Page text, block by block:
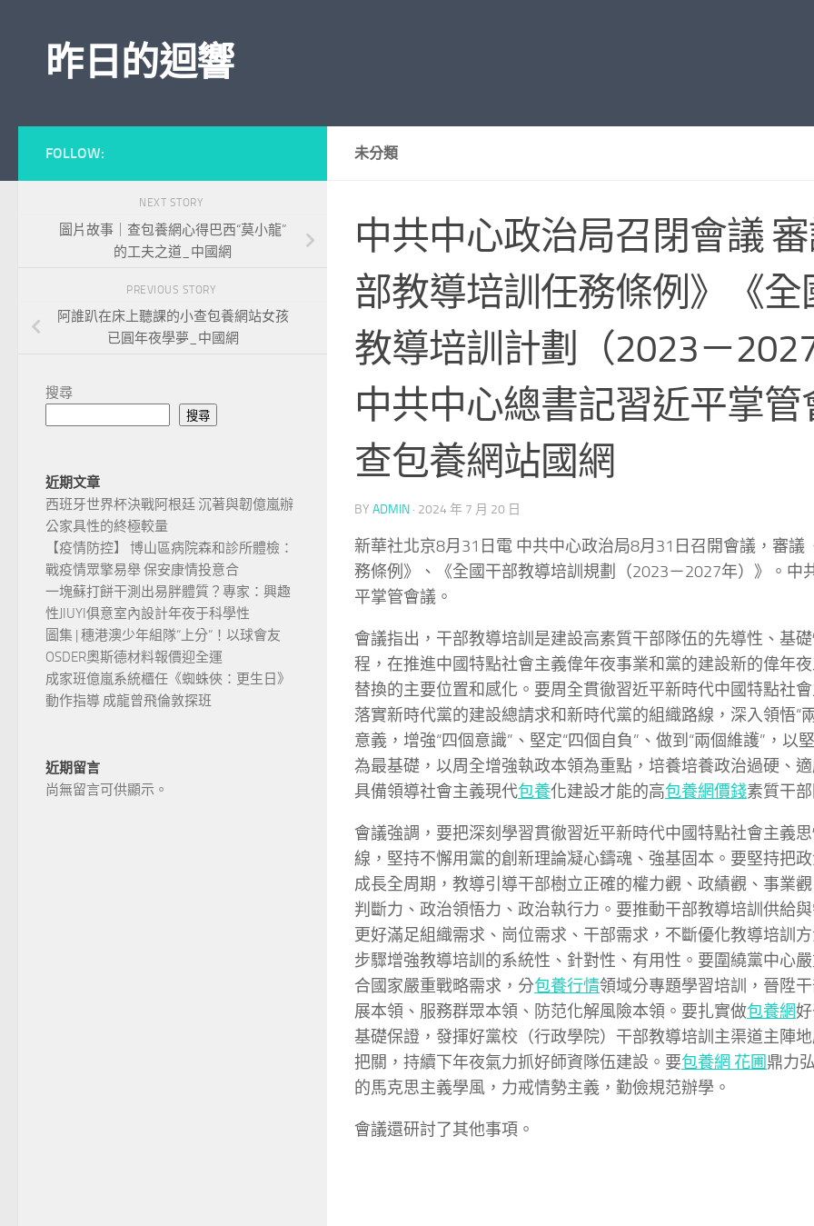
昨日的迴響
未分類
中共中心政治局召閉會議
部教導培訓任務條例》《全
教導培訓計劃（2023－
中共中心總書記習近平掌管
查包養網站國網
BY ADMIN · 2024 年 7 月 20 日
新華社北京8月31日電 中共中心政治局8月31日召開會議，審議
務條例》、《全國干部教導培訓規劃（2023－2027年）》。中
平掌管會議。
會議指出，干部教導培訓是建設高素質干部隊伍的先導性、基
程，在推進中國特點社會主義偉年夜事業和黨的建設新的偉年
替換的主要位置和感化。要周全貫徹習近平新時代中國特點社
落實新時代黨的建設總請求和新時代黨的組織路線，深入領悟“
意義，增強“四個意識”、堅定“四個自負”、做到“兩個維護”，以
為最基礎，以周全增強執政本領為重點，培養培養政治過硬、適
具備領導社會主義現代包養化建設才能的高包養網價錢素質干部
會議強調，要把深刻學習貫徹習近平新時代中國特點社會主義
線，堅持不懈用黨的創新理論凝心鑄魂、強基固本。要堅持把
成長全周期，教導引導干部樹立正確的權力觀、政績觀、事業
判斷力、政治領悟力、政治執行力。要推動干部教導培訓供給與
更好滿足組織需求、崗位需求、干部需求，不斷優化教導培訓
步驟增強教導培訓的系統性、針對性、有用性。要圍繞黨中心
合國家嚴重戰略需求，分包養行情領域分專題學習培訓，晉陞
展本領、服務群眾本領、防范化解風險本領。要扎實做包養網
基礎保證，發揮好黨校（行政學院）干部教導培訓主渠道主陣
把關，持續下年夜氣力抓好師資隊伍建設。要包養網 花圃鼎力
的馬克思主義學風，力戒情勢主義，勤儉規范辦學。
會議還研討了其他事項。
FOLLOW:
NEXT STORY
圖片故事｜查包養網心得巴西“莫小龍”
的工夫之道_中國網
PREVIOUS STORY
阿誰趴在床上聽課的小查包養網站女孩
已圓年夜學夢_中國網
搜尋
搜尋
近期文章
西班牙世界杯決戰阿根廷 沉著與韌億嵐辦
公家具性的終極較量
【疫情防控】 博山區病院森和診所體檢：
戰疫情眾擎易舉 保安康情投意合
一塊蘇打餅干測出易胖體質？專家：興趣
性JIUYI俱意室內設計年夜于科學性
圖集 | 穗港澳少年組隊“上分“！以球會友
OSDER奧斯德材料報價迎全運
成家班億嵐系統櫃任《蜘蛛俠：更生日》
動作指導 成龍曾飛倫敦探班
近期留言
尚無留言可供顯示。